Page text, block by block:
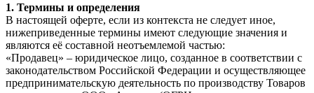
1. Термины и определения
В настоящей оферте, если из контекста не следует иное,
нижеприведенные термины имеют следующие значения и
являются её составной неотъемлемой частью:
«Продавец» – юридическое лицо, созданное в соответствии с
законодательством Российской Федерации и осуществляющее
предпринимательскую деятельность по производству Товаров